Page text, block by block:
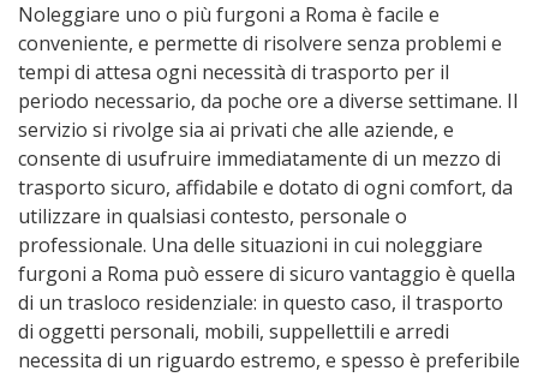
Noleggiare uno o più furgoni a Roma è facile e
conveniente, e permette di risolvere senza problemi e
tempi di attesa ogni necessità di trasporto per il
periodo necessario, da poche ore a diverse settimane. Il
servizio si rivolge sia ai privati che alle aziende, e
consente di usufruire immediatamente di un mezzo di
trasporto sicuro, affidabile e dotato di ogni comfort, da
utilizzare in qualsiasi contesto, personale o
professionale. Una delle situazioni in cui noleggiare
furgoni a Roma può essere di sicuro vantaggio è quella
di un trasloco residenziale: in questo caso, il trasporto
di oggetti personali, mobili, suppellettili e arredi
necessita di un riguardo estremo, e spesso è preferibile